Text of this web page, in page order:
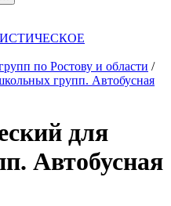
по Ростову и области /
групп. Автобусная
для
Автобусная